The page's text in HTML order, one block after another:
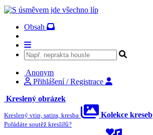
Obsah
Anonym
Přihlášení / Registrace
Kreslený obrázek
Kreslený vtip, satira, kresba Kolekce kreseb
Pořádáte soutěž kreslířů?